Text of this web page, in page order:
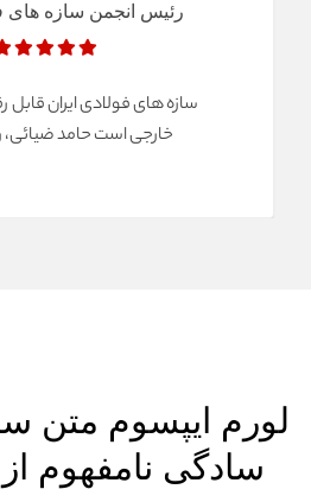
رئیس انجمن سازه های
سازه های فولادی ایران قابل
خارجی است حامد
لورم ایپسوم متن
سادگی نامفهوم